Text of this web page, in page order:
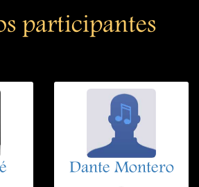
participantes
Dante Montero